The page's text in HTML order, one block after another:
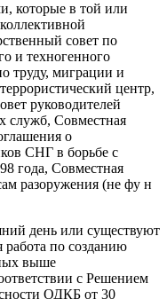
которые в той или
совет по
и техногенного
труду, миграции и
центр,
руководителей
служб, Совместная
о
СНГ в борьбе с
года, Совместная
разоружения (не фу н
день или существуют
работа по созданию
выше
с Решением
ОДКБ от 30